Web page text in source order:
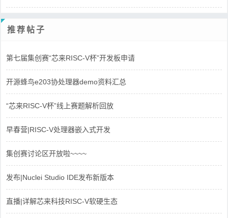
推荐帖子
第七届集创赛“芯来RISC-V杯”开发板申请
开源蜂鸟e203协处理器demo资料汇总
“芯来RISC-V杯”线上赛题解析回放
早春营|RISC-V处理器嵌入式开发
集创赛讨论区开放啦~~~~
发布|Nuclei Studio IDE发布新版本
直播|详解芯来科技RISC-V软硬生态